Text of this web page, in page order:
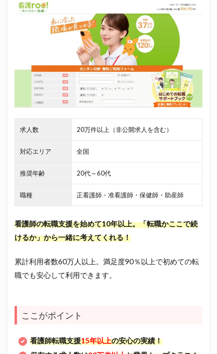
求人数 20万件以上（非公開求人を含む）
対応エリア 全国
推奨年齢 20代～60代
職種 正看護師・准看護師・保健師・助産師
看護師の転職支援を始めて10年以上。「転職かここで続
けるか」から一緒に考えてくれる！
累計利用者数60万人以上。満足度90％以上で初めての転
職でも安心して利用できます。
ここがポイント
看護師転職支援15年以上の安心の実績！